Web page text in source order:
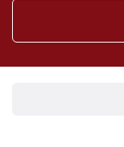
当社のデータベース等
当社が保有する個人デ